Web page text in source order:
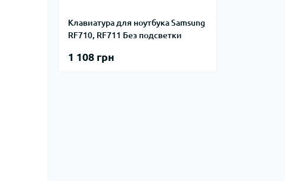
Клавиатура для ноутбука Samsung
RF710, RF711 Без подсветки
1 108 грн